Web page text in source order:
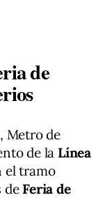
de
Metro de
de la Línea
el tramo
de Feria de